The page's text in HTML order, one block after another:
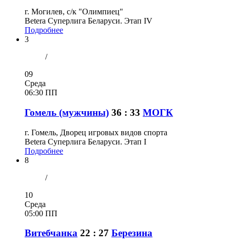
г. Могилев, с/к "Олимпиец"
Betera Суперлига Беларуси. Этап IV
Подробнее
3
/
09
Среда
06:30 ПП
Гомель (мужчины) 36 : 33 МОГК
г. Гомель, Дворец игровых видов спорта
Betera Суперлига Беларуси. Этап I
Подробнее
8
/
10
Среда
05:00 ПП
Витебчанка 22 : 27 Березина